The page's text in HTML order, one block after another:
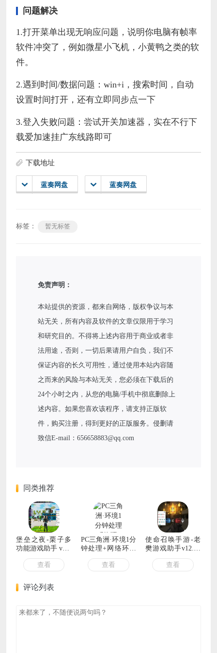
问题解决
1.打开菜单出现无响应问题，说明你电脑有帧率
软件冲突了，例如微星小飞机，小黄鸭之类的软
件。
2.遇到时间/数据问题：win+i，搜索时间，自动
设置时间打开，还有立即同步点一下
3.登入失败问题：尝试开关加速器，实在不行下
载爱加速挂广东线路即可
下载地址
蓝奏网盘 蓝奏网盘
标签： 暂无标签
免责声明：
本站提供的资源，都来自网络，版权争议与本
站无关，所有内容及软件的文章仅限用于学习
和研究目的。不得将上述内容用于商业或者非
法用途，否则，一切后果请用户自负，我们不
保证内容的长久可用性，通过使用本站内容随
之而来的风险与本站无关，您必须在下载后的
24个小时之内，从您的电脑/手机中彻底删除上
述内容。如果您喜欢该程序，请支持正版软
件，购买注册，得到更好的正版服务。侵删请
致信E-mail：656658883@qq.com
同类推荐
堡垒之夜-栗子多
功能游戏助手 v8.4
免费版
查看
PC三角洲·环境1分
钟处理+网络环境
部署工具1.7
查看
使命召唤手游-老
樊游戏助手v12.29
透视自瞄/无后坐
查看
评论列表